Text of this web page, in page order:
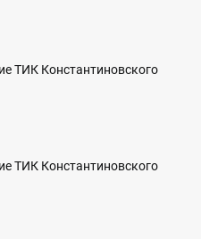
ТИК Константиновского
ТИК Константиновского